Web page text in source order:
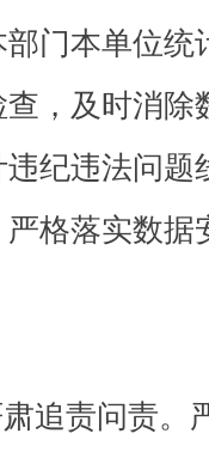
门本单位
，及时消
纪违法问
格落实数
责问责。